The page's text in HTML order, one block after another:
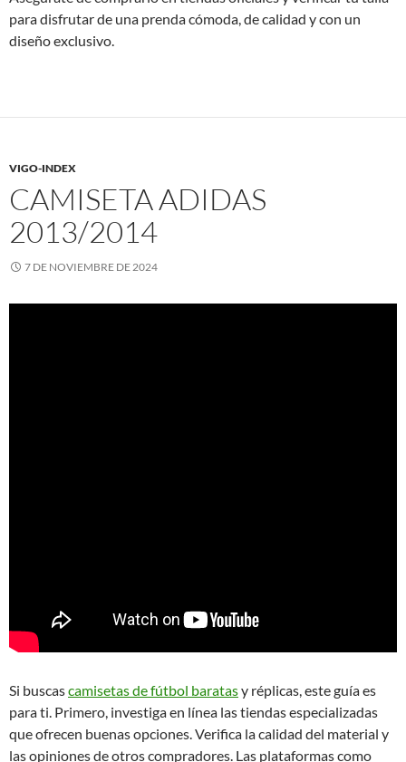
para disfrutar de una prenda cómoda, de calidad y con un
diseño exclusivo.
VIGO-INDEX
CAMISETA ADIDAS
2013/2014
7 DE NOVIEMBRE DE 2024
Si buscascamisetas de fútbol baratasy réplicas, este guía es
para ti. Primero, investiga en línea las tiendas especializadas
que ofrecen buenas opciones. Verifica la calidad del material y
las opiniones de otros compradores. Las plataformas como